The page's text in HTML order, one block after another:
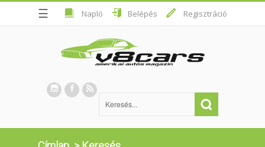
☰ Napló Belépés Regisztráció